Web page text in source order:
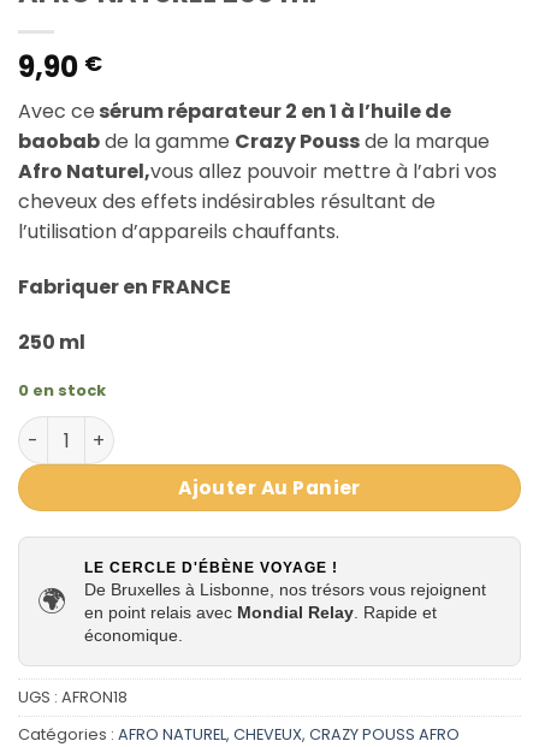
9,90 €
Avec ce sérum réparateur 2 en 1 à l’huile de
baobabde la gamme Crazy Poussde la marque
Afro Naturel,vous allez pouvoir mettre à l’abri vos
cheveux des effets indésirables résultant de
l’utilisation d’appareils chauffants.
Fabriquer en FRANCE
250 ml
0 en stock
quantité de SÉRUM GLOSSING RÉPARATEUR 2 en 1 À
Ajouter Au Panier
🌍
LE CERCLE D'ÉBÈNE VOYAGE !
De Bruxelles à Lisbonne, nos trésors vous rejoignent
en point relais avec Mondial Relay . Rapide et
économique.
UGS : AFRON18
Catégories : AFRO NATUREL, CHEVEUX, CRAZY POUSS AFRO